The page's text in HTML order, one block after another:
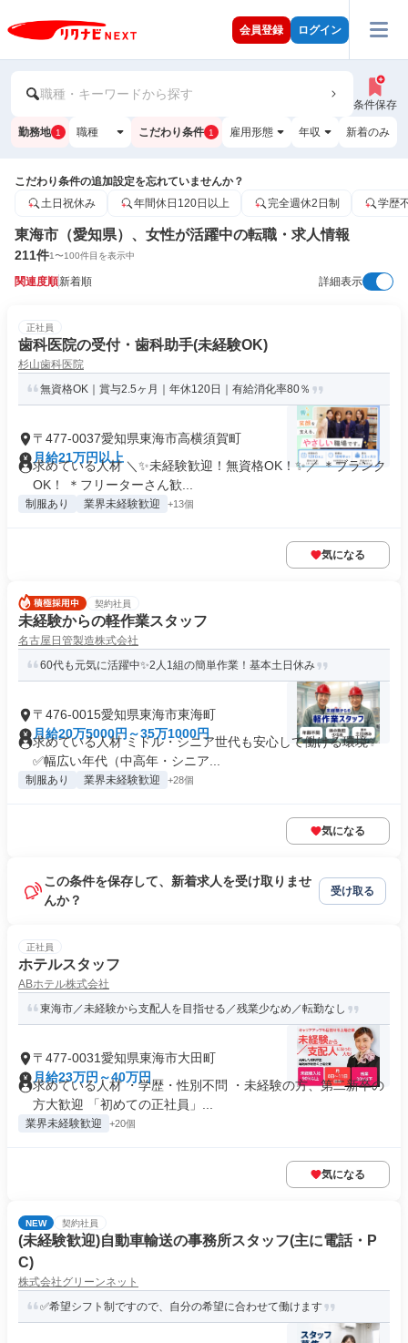
会員登録 ログイン
職種・キーワードから探す
条件保存
勤務地 1 職種 こだわり条件 1 雇用形態 年収 新着のみ
こだわり条件の追加設定を忘れていませんか？
土日祝休み
年間休日120日以上 完全週休2日制 学歴
東海市（愛知県）、女性が活躍中の転職・求人情報
211件1〜100件目を表示中
関連度順新着順 詳細表示
正社員
歯科医院の受付・歯科助手(未経験OK)
杉山歯科医院
無資格OK｜賞与2.5ヶ月｜年休120日｜有給消化率80％
〒477-0037愛知県東海市高横須賀町
月給21万円以上
求めている人材 ＼✨未経験歓迎！無資格OK！✨／ ＊ブランク
OK！ ＊フリーターさん歓...
制服あり 業界未経験歓迎 +13個
気になる
契約社員
未経験からの軽作業スタッフ
名古屋日管製造株式会社
60代も元気に活躍中✨2人1組の簡単作業！基本土日休み
〒476-0015愛知県東海市東海町
月給20万5000円～35万1000円
求めている人材 ミドル・シニア世代も安心して働ける環境✨
✅幅広い年代（中高年・シニア...
制服あり 業界未経験歓迎 +28個
気になる
この条件を保存して、新着求人を受け取りませ
んか？
受け取る
正社員
ホテルスタッフ
ABホテル株式会社
東海市／未経験から支配人を目指せる／残業少なめ／転勤なし
〒477-0031愛知県東海市大田町
月給23万円～40万円
求めている人材 ・学歴・性別不問 ・未経験の方、第二新卒の
方大歓迎 「初めての正社員」...
業界未経験歓迎 +20個
気になる
NEW 契約社員
(未経験歓迎)自動車輸送の事務所スタッフ(主に電話・P
C)
株式会社グリーンネット
✅希望シフト制ですので、自分の希望に合わせて働けます